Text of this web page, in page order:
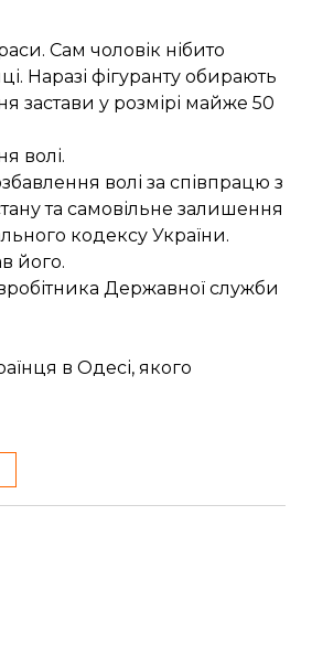
Сам чоловік нібито
Наразі фігуранту обирають
застави у розмірі майже 50
волі.
волі за співпрацю з
та самовільне залишення
кодексу України.
його.
Державної служби
в Одесі, якого